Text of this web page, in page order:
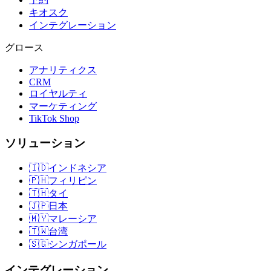
キオスク
インテグレーション
グロース
アナリティクス
CRM
ロイヤルティ
マーケティング
TikTok Shop
ソリューション
🇮🇩インドネシア
🇵🇭フィリピン
🇹🇭タイ
🇯🇵日本
🇲🇾マレーシア
🇹🇼台湾
🇸🇬シンガポール